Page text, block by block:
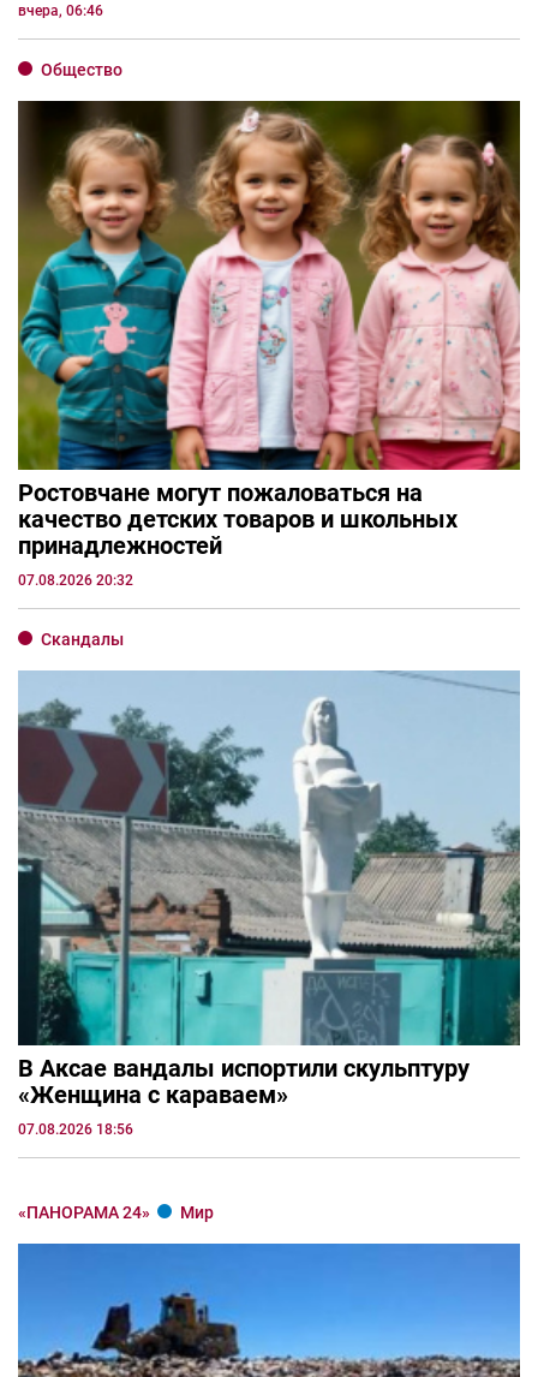
вчера, 06:46
Общество
Ростовчане могут пожаловаться на
качество детских товаров и школьных
принадлежностей
07.08.2026 20:32
Скандалы
В Аксае вандалы испортили скульптуру
«Женщина с караваем»
07.08.2026 18:56
«ПАНОРАМА 24» Мир